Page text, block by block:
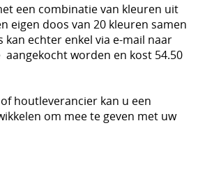
een combinatie van kleuren uit
eigen doos van 20 kleuren samen
kan echter enkel via e-mail naar
aangekocht worden en kost 54.50
houtleverancier kan u een
om mee te geven met uw